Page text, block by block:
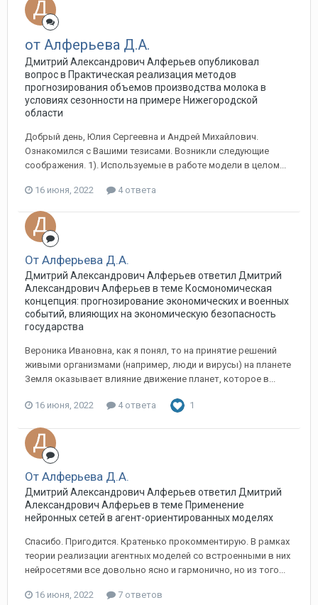
от Алферьева Д.А.
Дмитрий Александрович Алферьев опубликовал
вопрос в Практическая реализация методов
прогнозирования объемов производства молока в
условиях сезонности на примере Нижегородской
области
Добрый день, Юлия Сергеевна и Андрей Михайлович.
Ознакомился с Вашими тезисами. Возникли следующие
соображения. 1). Используемые в работе модели в целом...
16 июня, 2022 4 ответа
От Алферьева Д.А.
Дмитрий Александрович Алферьев ответил Дмитрий
Александрович Алферьев в теме Космономическая
концепция: прогнозирование экономических и военных
событий, влияющих на экономическую безопасность
государства
Вероника Ивановна, как я понял, то на принятие решений
живыми организмами (например, люди и вирусы) на планете
Земля оказывает влияние движение планет, которое в...
16 июня, 2022 4 ответа 1
От Алферьева Д.А.
Дмитрий Александрович Алферьев ответил Дмитрий
Александрович Алферьев в теме Применение
нейронных сетей в агент-ориентированных моделях
Спасибо. Пригодится. Кратенько прокомментирую. В рамках
теории реализации агентных моделей со встроенными в них
нейросетями все довольно ясно и гармонично, но из того...
16 июня, 2022 7 ответов